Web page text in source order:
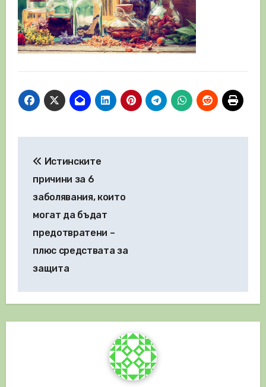
Истинските
причини за 6
заболявания, които
могат да бъдат
предотвратени –
плюс средствата за
защита